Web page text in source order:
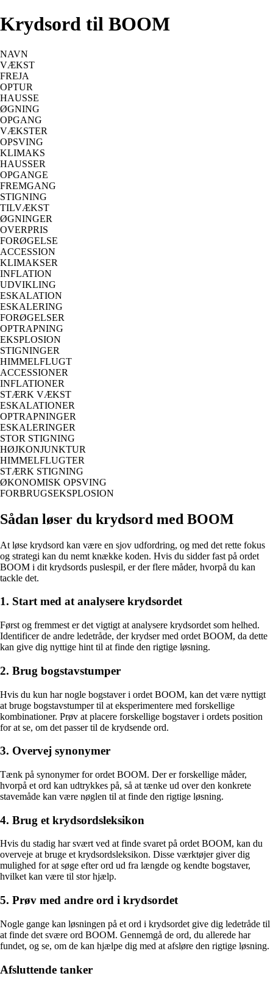
Krydsord til BOOM
NAVN
VÆKST
FREJA
OPTUR
HAUSSE
ØGNING
OPGANG
VÆKSTER
OPSVING
KLIMAKS
HAUSSER
OPGANGE
FREMGANG
STIGNING
TILVÆKST
ØGNINGER
OVERPRIS
FORØGELSE
ACCESSION
KLIMAKSER
INFLATION
UDVIKLING
ESKALATION
ESKALERING
FORØGELSER
OPTRAPNING
EKSPLOSION
STIGNINGER
HIMMELFLUGT
ACCESSIONER
INFLATIONER
STÆRK VÆKST
ESKALATIONER
OPTRAPNINGER
ESKALERINGER
STOR STIGNING
HØJKONJUNKTUR
HIMMELFLUGTER
STÆRK STIGNING
ØKONOMISK OPSVING
FORBRUGSEKSPLOSION
Sådan løser du krydsord med BOOM
At løse krydsord kan være en sjov udfordring, og med det rette fokus
og strategi kan du nemt knække koden. Hvis du sidder fast på ordet
BOOM i dit krydsords puslespil, er der flere måder, hvorpå du kan
tackle det.
1. Start med at analysere krydsordet
Først og fremmest er det vigtigt at analysere krydsordet som helhed.
Identificer de andre ledetråde, der krydser med ordet BOOM, da dette
kan give dig nyttige hint til at finde den rigtige løsning.
2. Brug bogstavstumper
Hvis du kun har nogle bogstaver i ordet BOOM, kan det være nyttigt
at bruge bogstavstumper til at eksperimentere med forskellige
kombinationer. Prøv at placere forskellige bogstaver i ordets position
for at se, om det passer til de krydsende ord.
3. Overvej synonymer
Tænk på synonymer for ordet BOOM. Der er forskellige måder,
hvorpå et ord kan udtrykkes på, så at tænke ud over den konkrete
stavemåde kan være nøglen til at finde den rigtige løsning.
4. Brug et krydsordsleksikon
Hvis du stadig har svært ved at finde svaret på ordet BOOM, kan du
overveje at bruge et krydsordsleksikon. Disse værktøjer giver dig
mulighed for at søge efter ord ud fra længde og kendte bogstaver,
hvilket kan være til stor hjælp.
5. Prøv med andre ord i krydsordet
Nogle gange kan løsningen på et ord i krydsordet give dig ledetråde til
at finde det svære ord BOOM. Gennemgå de ord, du allerede har
fundet, og se, om de kan hjælpe dig med at afsløre den rigtige løsning.
Afsluttende tanker